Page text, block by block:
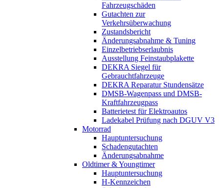
Fahrzeugschäden
Gutachten zur
Verkehrsüberwachung
Zustandsbericht
Änderungsabnahme & Tuning
Einzelbetriebserlaubnis
Ausstellung Feinstaubplakette
DEKRA Siegel für
Gebrauchtfahrzeuge
DEKRA Reparatur Stundensätze
DMSB-Wagenpass und DMSB-
Kraftfahrzeugpass
Batterietest für Elektroautos
Ladekabel Prüfung nach DGUV V3
Motorrad
Hauptuntersuchung
Schadengutachten
Änderungsabnahme
Oldtimer & Youngtimer
Hauptuntersuchung
H-Kennzeichen